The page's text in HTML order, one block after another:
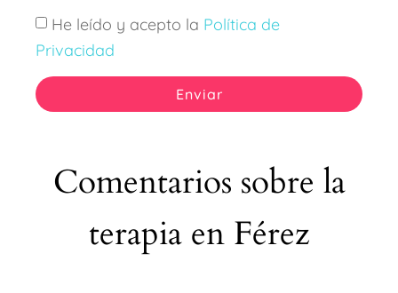
He leído y acepto la Política de
Privacidad
Enviar
Comentarios sobre la
terapia en Férez